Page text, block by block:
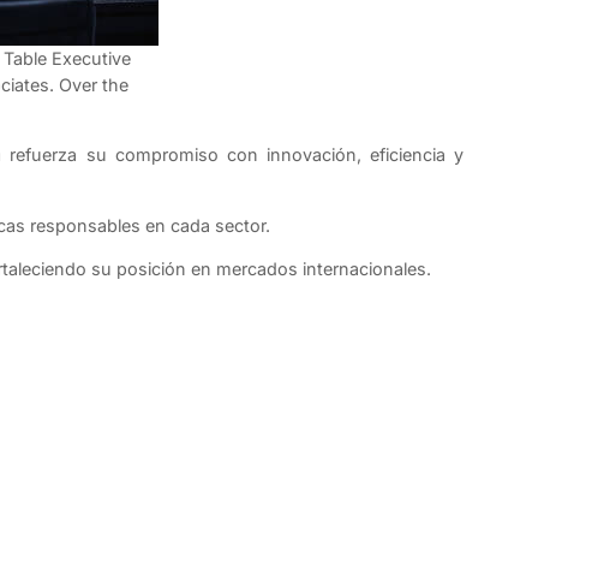
Executive
Over the
su compromiso con innovación, eficiencia y
responsables en cada sector.
su posición en mercados internacionales.